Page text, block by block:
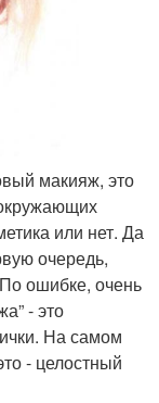
макияж, это
или нет. Да
очередь,
ошибке, очень
- это
На самом
- целостный